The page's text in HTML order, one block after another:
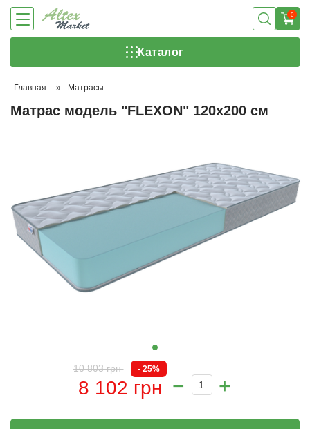
0
Каталог
Главная » Матрасы
Матрас модель "FLEXON" 120х200 см
10 803 грн - 25%
8 102 грн